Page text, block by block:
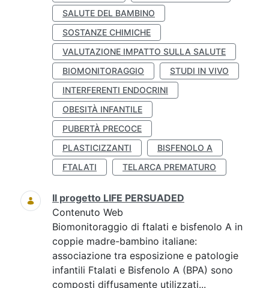
SALUTE DEL BAMBINO
SOSTANZE CHIMICHE
VALUTAZIONE IMPATTO SULLA SALUTE
BIOMONITORAGGIO
STUDI IN VIVO
INTERFERENTI ENDOCRINI
OBESITÀ INFANTILE
PUBERTÀ PRECOCE
PLASTICIZZANTI
BISFENOLO A
FTALATI
TELARCA PREMATURO
Il progetto LIFE PERSUADED
Contenuto Web
Biomonitoraggio di ftalati e bisfenolo A in
coppie madre-bambino italiane:
associazione tra esposizione e patologie
infantili Ftalati e Bisfenolo A (BPA) sono
composti diffusamente utilizzati...